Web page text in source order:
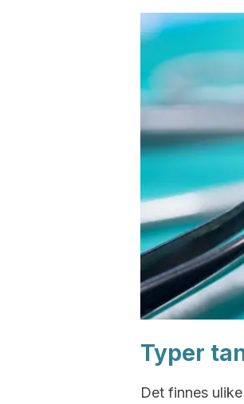
Typer
Det finnes